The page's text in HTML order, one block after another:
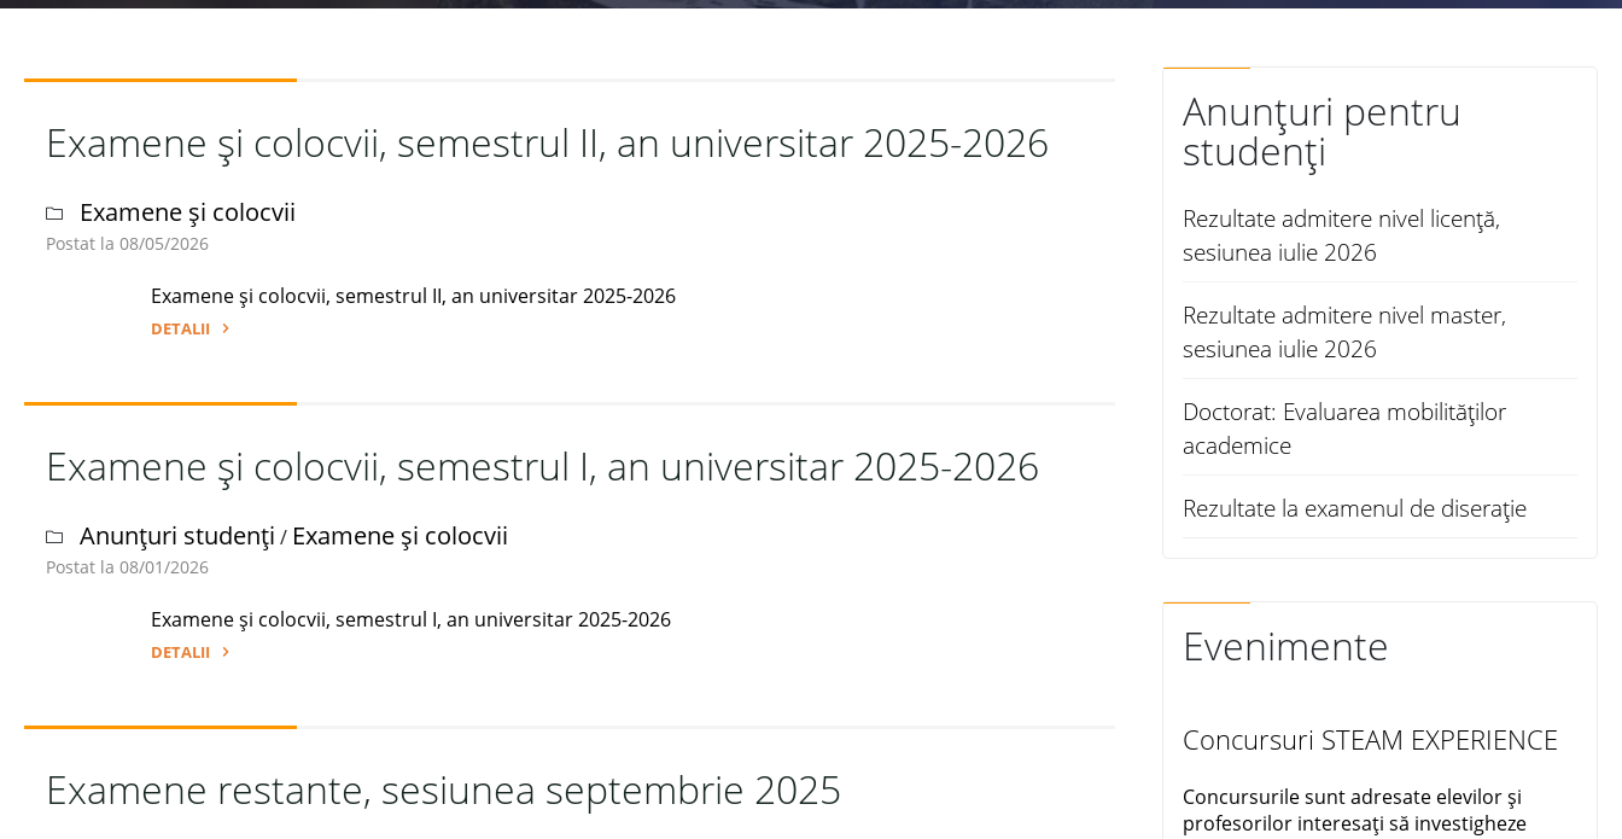
Examene și colocvii, semestrul II, an universitar 2025-2026
Examene și colocvii
Postat la 08/05/2026
Examene și colocvii, semestrul II, an universitar 2025-2026
DETALII
II,
universitar
2025-
2026"
Examene și colocvii, semestrul I, an universitar 2025-2026
Anunțuri studenți / Examene și colocvii
Postat la 08/01/2026
Examene și colocvii, semestrul I, an universitar 2025-2026
DETALII
I,
Examene restante, sesiunea septembrie 2025
Anunțuri pentru
studenți
Rezultate admitere nivel licență,
sesiunea iulie 2026
Rezultate admitere nivel master,
sesiunea iulie 2026
Doctorat: Evaluarea mobilităților
academice
Rezultate la examenul de diserație
Evenimente
Concursuri STEAM EXPERIENCE
Concursurile sunt adresate elevilor și
profesorilor interesați să investigheze